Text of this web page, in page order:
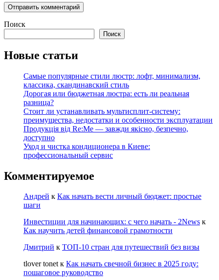
Поиск
Поиск
Новые статьи
Самые популярные стили люстр: лофт, минимализм,
классика, скандинавский стиль
Дорогая или бюджетная люстра: есть ли реальная
разница?
Стоит ли устанавливать мультисплит-систему:
преимущества, недостатки и особенности эксплуатации
Продукція від Re:Me — завжди якісно, безпечно,
доступно
Уход и чистка кондиционера в Киеве:
профессиональный сервис
Комментируемое
Андрей к Как начать вести личный бюджет: простые
шаги
Инвестиции для начинающих: с чего начать - 2News к
Как научить детей финансовой грамотности
Дмитрий к ТОП-10 стран для путешествий без визы
tlover tonetк Как начать свечной бизнес в 2025 году:
пошаговое руководство